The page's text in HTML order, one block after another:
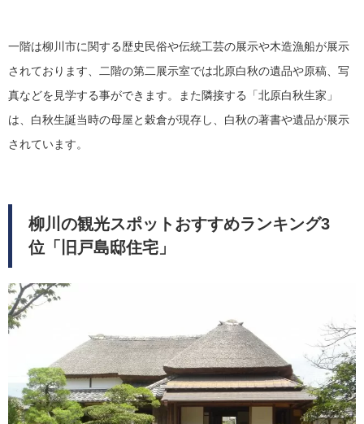
一階は柳川市に関する歴史民俗や伝統工芸の展示や木造漁船が展示
されております、二階の第二展示室では北原白秋の遺品や原稿、写
真などを見学する事ができます。また隣接する「北原白秋生家」
は、白秋生誕当時の母屋と穀倉が現存し、白秋の著書や遺品が展示
されています。
柳川の観光スポットおすすめランキング3
位「旧戸島邸住宅」